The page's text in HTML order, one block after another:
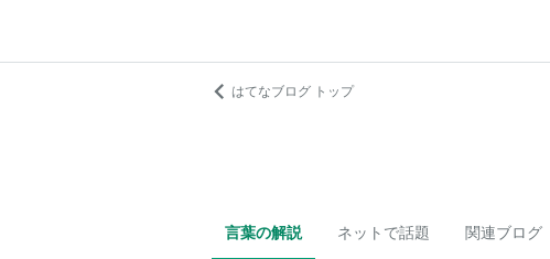
はてなブログ トップ
言葉の解説 ネットで話題 関連ブログ